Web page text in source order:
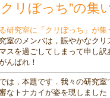
クリぼっち”の集
研究室に「クリぼっち」が
室のメンバは，賑やかなク
スを過ごしてしまって申し
んばれ！
は，本題です．我々の研究
なトナカイが姿を現しまし